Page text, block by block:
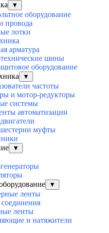
▼
оборудование
провода
лотки
арматура
шины
оборудование
▼
частоты
и мотор-редукторы
системы
автоматизации
муфты
▼
▼
ленты
ленты
и натяжители